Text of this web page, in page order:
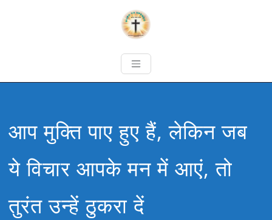
आप मुक्ति पाए हुए हैं, लेकिन जब
ये विचार आपके मन में आएं, तो
तुरंत उन्हें ठुकरा दें